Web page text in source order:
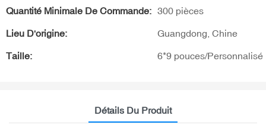
Quantité Minimale De Commande: 300 pièces
Lieu D'origine: Guangdong, Chine
Taille: 6*9 pouces/Personnalisé
Détails Du Produit